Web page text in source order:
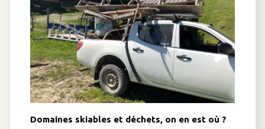
Domaines skiables et déchets, on en est où ?